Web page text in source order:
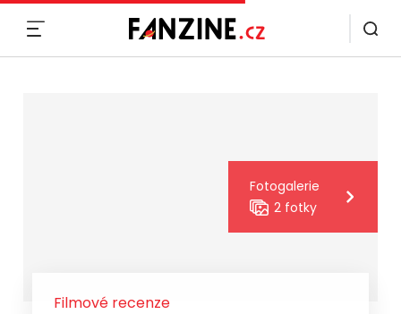
Fotogalerie
2 fotky
Filmové recenze